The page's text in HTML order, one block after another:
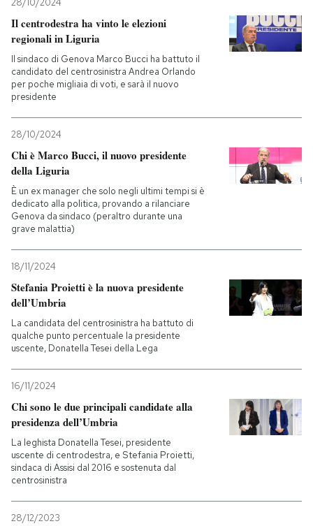
28/10/2024
Il centrodestra ha vinto le elezioni
regionali in Liguria
Il sindaco di Genova Marco Bucci ha battuto il
candidato del centrosinistra Andrea Orlando
per poche migliaia di voti, e sarà il nuovo
presidente
28/10/2024
Chi è Marco Bucci, il nuovo presidente
della Liguria
È un ex manager che solo negli ultimi tempi si è
dedicato alla politica, provando a rilanciare
Genova da sindaco (peraltro durante una
grave malattia)
18/11/2024
Stefania Proietti è la nuova presidente
dell’Umbria
La candidata del centrosinistra ha battuto di
qualche punto percentuale la presidente
uscente, Donatella Tesei della Lega
16/11/2024
Chi sono le due principali candidate alla
presidenza dell’Umbria
La leghista Donatella Tesei, presidente
uscente di centrodestra, e Stefania Proietti,
sindaca di Assisi dal 2016 e sostenuta dal
centrosinistra
28/12/2023